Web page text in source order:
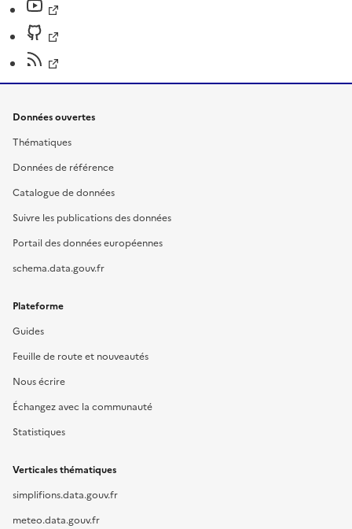
Données ouvertes
Thématiques
Données de référence
Catalogue de données
Suivre les publications des données
Portail des données européennes
schema.data.gouv.fr
Plateforme
Guides
Feuille de route et nouveautés
Nous écrire
Échangez avec la communauté
Statistiques
Verticales thématiques
simplifions.data.gouv.fr
meteo.data.gouv.fr